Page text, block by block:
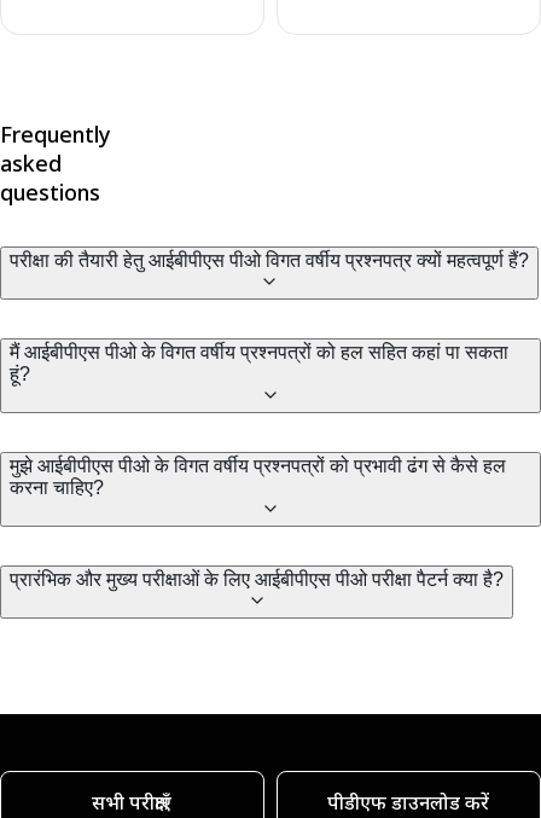
Frequently
asked
questions
परीक्षा की तैयारी हेतु आईबीपीएस पीओ विगत वर्षीय प्रश्नपत्र क्यों महत्वपूर्ण हैं?
मैं आईबीपीएस पीओ के विगत वर्षीय प्रश्नपत्रों को हल सहित कहां पा सकता
हूं?
मुझे आईबीपीएस पीओ के विगत वर्षीय प्रश्नपत्रों को प्रभावी ढंग से कैसे हल
करना चाहिए?
प्रारंभिक और मुख्य परीक्षाओं के लिए आईबीपीएस पीओ परीक्षा पैटर्न क्या है?
सभी परीक्षाएँ पीडीएफ डाउनलोड करें